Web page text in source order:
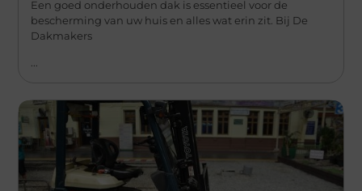
Een goed onderhouden dak is essentieel voor de
bescherming van uw huis en alles wat erin zit. Bij De
Dakmakers
...